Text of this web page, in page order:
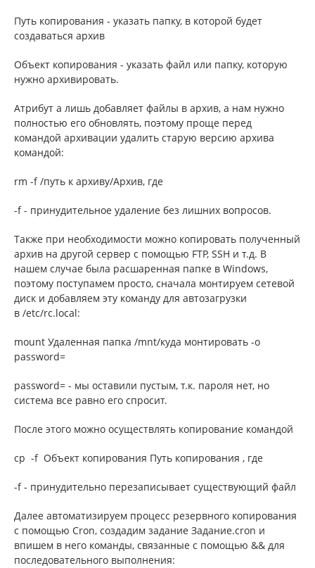
Путь копирования - указать папку, в которой будет
создаваться архив
Объект копирования - указать файл или папку, которую
нужно архивировать.
Атрибут a лишь добавляет файлы в архив, а нам нужно
полностью его обновлять, поэтому проще перед
командой архивации удалить старую версию архива
командой:
rm -f /путь к архиву/Архив, где
-f - принудительное удаление без лишних вопросов.
Также при необходимости можно копировать полученный
архив на другой сервер с помощью FTP, SSH и т.д. В
нашем случае была расшаренная папке в Windows,
поэтому поступамем просто, сначала монтируем сетевой
диск и добавляем эту команду для автозагрузки
в /etc/rc.local:
mount Удаленная папка /mnt/куда монтировать -o
password=
password= - мы оставили пустым, т.к. пароля нет, но
система все равно его спросит.
После этого можно осуществлять копирование командой
cp -f Объект копирования Путь копирования , где
-f - принудительно перезаписывает существующий файл
Далее автоматизируем процесс резервного копирования
с помощью Cron, создадим задание Задание.cron и
впишем в него команды, связанные с помощью && для
последовательного выполнения: